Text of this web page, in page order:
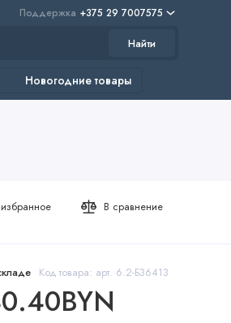
Поддержка +375 29 7007575
Найти
Новогодние товары
Код товара: арт. 6.2-Б36413
В сравнение